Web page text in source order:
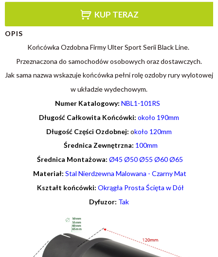
KUP TERAZ
OPIS
Końcówka Ozdobna Firmy Ulter Sport Serii Black Line.
Przeznaczona do samochodów osobowych oraz dostawczych.
Jak sama nazwa wskazuje końcówka pełni rolę ozdoby rury wylotowej
w układzie wydechowym.
Numer Katalogowy: NBL1-101RS
Długość Całkowita Końcówki: około 190mm
Długość Części Ozdobnej: około 120mm
Średnica Zewnętrzna: 100mm
Średnica Montażowa: Ø45 Ø50 Ø55 Ø60 Ø65
Materiał: Stal Nierdzewna Malowana - Czarny Mat
Kształt końcówki: Okrągła Prosta Ścięta w Dół
Dyfuzor: Tak